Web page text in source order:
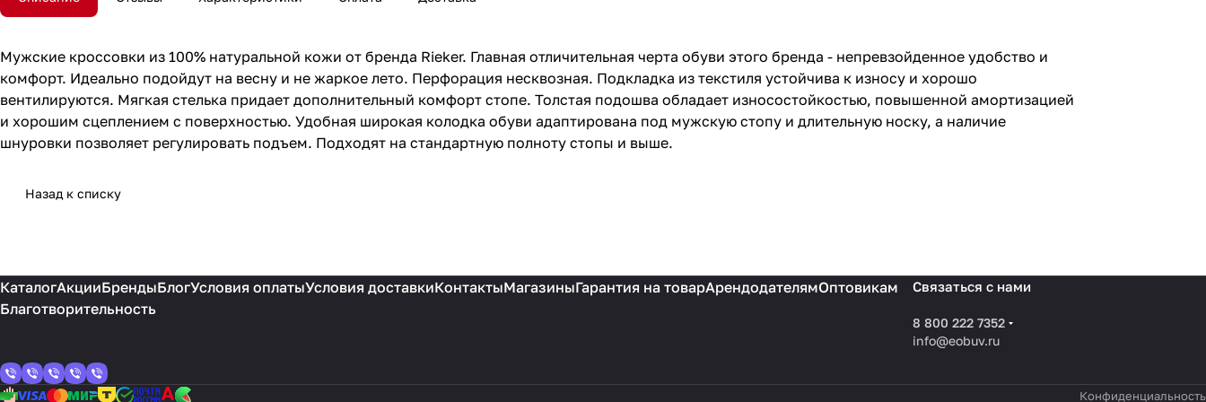
Мужские кроссовки из 100% натуральной кожи от бренда Rieker. Главная отличительная черта обуви этого бренда - непревзойденное удобство и
комфорт. Идеально подойдут на весну и не жаркое лето. Перфорация несквозная. Подкладка из текстиля устойчива к износу и хорошо
вентилируются. Мягкая стелька придает дополнительный комфорт стопе. Толстая подошва обладает износостойкостью, повышенной амортизацией
и хорошим сцеплением с поверхностью. Удобная широкая колодка обуви адаптирована под мужскую стопу и длительную носку, а наличие
шнуровки позволяет регулировать подъем. Подходят на стандартную полноту стопы и выше.
Назад к списку
КаталогАкцииБрендыБлогУсловия оплатыУсловия доставкиКонтактыМагазиныГарантия на товарАрендодателямОптовикам
Благотворительность
Связаться с нами
8 800 222 7352
info@eobuv.ru
Конфиденциальность